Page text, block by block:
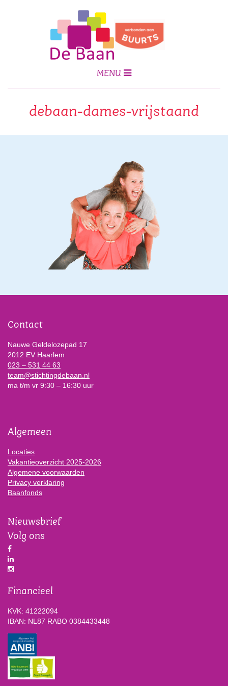
MENU
debaan-dames-vrijstaand
Contact
Nauwe Geldelozepad 17
2012 EV Haarlem
023 – 531 44 63
team@stichtingdebaan.nl
ma t/m vr 9:30 – 16:30 uur
Algemeen
Locaties
Vakantieoverzicht 2025-2026
Algemene voorwaarden
Privacy verklaring
Baanfonds
Nieuwsbrief
Volg ons
Financieel
KVK: 41222094
IBAN: NL87 RABO 0384433448